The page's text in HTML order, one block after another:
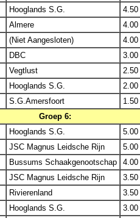
Hooglands S.G.
4.50
Almere
4.00
(Niet Aangesloten)
4.00
DBC
3.00
Vegtlust
2.50
Hooglands S.G.
2.00
S.G.Amersfoort
1.50
Groep 6:
Hooglands S.G.
5.00
JSC Magnus Leidsche Rijn
5.00
Bussums Schaakgenootschap
4.00
JSC Magnus Leidsche Rijn
3.50
Rivierenland
3.50
Hooglands S.G.
3.00